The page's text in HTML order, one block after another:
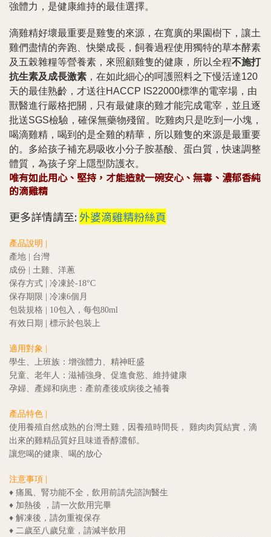
強體力，是健康維持的最佳選擇。
滴雞精好壞最重要是雞隻的來源，在寬廣的果園樹下，讓土
雞們盡情的奔跑、快樂成長，飼養過程使用獨特的草本酵素
及五榖雜糧等營養素，來照顧雞隻的健康，所以全程不施打
抗生素及成長激素 ，在如此細心的呵護照料之下慢活達120
天的最佳熟齡，才送往HACCP IS22000標準的電宰場，由
獸醫進行嚴格把關，只有最健康的雞才能完成電宰，並且逐
批送SGS檢驗，確保無藥物殘留。吃雞肉只是吃到一小塊，
喝滴雞精，喝到的是全雞的精華，所以雞隻的來源是最重要
的。多給孩子補充易吸收小分子胺基酸、蛋白質，快速調整
體質，為孩子穿上隱型防護衣。
唯有如此用心、堅持，才能造就一碗安心、無毒、濃郁香純
的滴雞精
更多詳情請至: 外婆滴雞精粉絲頁
產品說明
產地 | 台灣
成份 | 土雞、洋蔥
保存方式 | 冷凍於-18°C
保存期限 | 冷凍6個月
包裝規格 | 10包入，每包80ml
有效日期
| 標示於包裝上
適用對象
學生、上班族：增強體力、精神旺盛
兒童、老年人：滋補強身、促進食慾、維持健康
孕婦、產婦和病患：產前產後或病後之補養
產品特色 |
使用養殖自然成熟的台灣土雞，因養殖時間長， 雞肉肉質結實，滴
出來的雞精品質好且味道香醇濃郁。
讓您喝的健康、喝的放心
注意事項 |
♦ 痛風、腎功能不全，飲用前請先諮詢醫生
♦ 加熱後 ，請一次飲用完畢
♦ 解凍後，請勿重複保存
♦ 二歲至八歲兒童，請減半飲用